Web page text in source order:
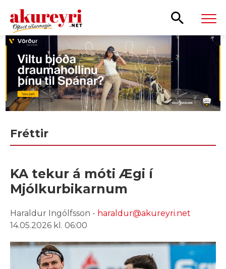
Leita
Fréttir
KA tekur á móti Ægi í
Mjólkurbikarnum
Haraldur Ingólfsson - haraldur@akureyri.net
14.05.2026 kl. 06:00